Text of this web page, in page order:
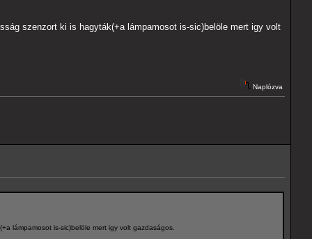
szenzort ki is hagyták(+a lámpamosot is-sic)belöle mert igy volt
Naplózva
lámpamosot is-sic)belöle mert igy volt gazdaságos.